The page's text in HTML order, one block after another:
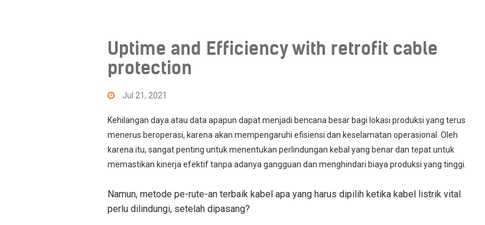
Uptime and Efficiency with retrofit cable
protection
Jul 21, 2021
Kehilangan daya atau data apapun dapat menjadi bencana besar bagi lokasi produksi yang terus
menerus beroperasi, karena akan mempengaruhi efisiensi dan keselamatan operasional. Oleh
karena itu, sangat penting untuk menentukan perlindungan kebal yang benar dan tepat untuk
memastikan kinerja efektif tanpa adanya gangguan dan menghindari biaya produksi yang tinggi.
Namun, metode pe-rute-an terbaik kabel apa yang harus dipilih ketika kabel listrik vital
perlu dilindungi, setelah dipasang?